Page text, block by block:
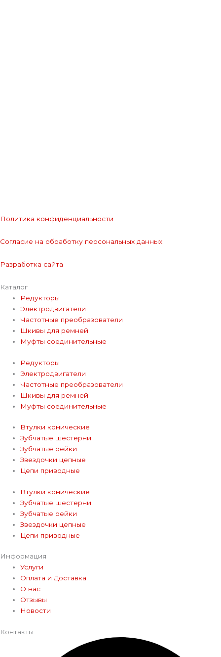
Политика конфиденциальности
Согласие на обработку персональных данных
Разработка сайта
Каталог
Редукторы
Электродвигатели
Частотные преобразователи
Шкивы для ремней
Муфты соединительные
Редукторы
Электродвигатели
Частотные преобразователи
Шкивы для ремней
Муфты соединительные
Втулки конические
Зубчатые шестерни
Зубчатые рейки
Звездочки цепные
Цепи приводные
Втулки конические
Зубчатые шестерни
Зубчатые рейки
Звездочки цепные
Цепи приводные
Информация
Услуги
Оплата и Доставка
О нас
Отзывы
Новости
Контакты